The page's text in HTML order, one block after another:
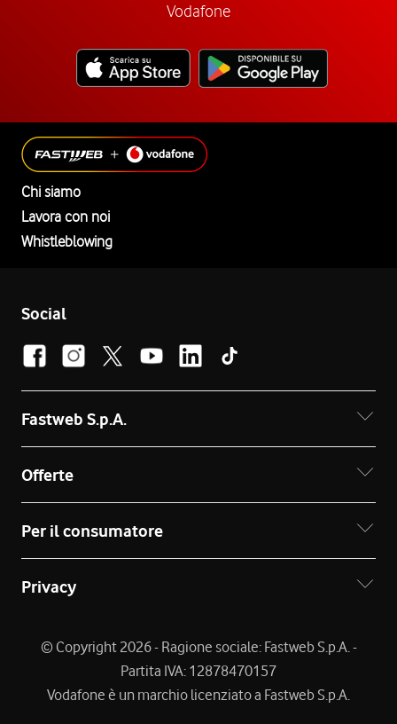
Vodafone
Chi siamo
Lavora con noi
Whistleblowing
Social
Fastweb S.p.A.
Offerte
Per il consumatore
Privacy
© Copyright 2026 - Ragione sociale: Fastweb S.p.A. -
Partita IVA: 12878470157
Vodafone è un marchio licenziato a Fastweb S.p.A.